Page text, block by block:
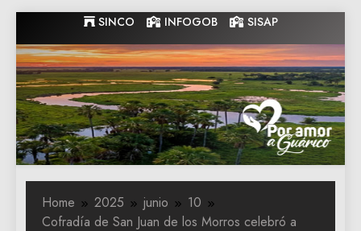
to
content
SINCO INFOGOB SISAP
Gobernacion
de Guarico
Gobernacion de Guarico
Home 2025 junio
10
Cofradía de San Juan de los Morros celebró a